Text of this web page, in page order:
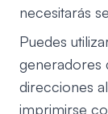
necesitarás
Puedes
generadores
direcciones
imprimirse